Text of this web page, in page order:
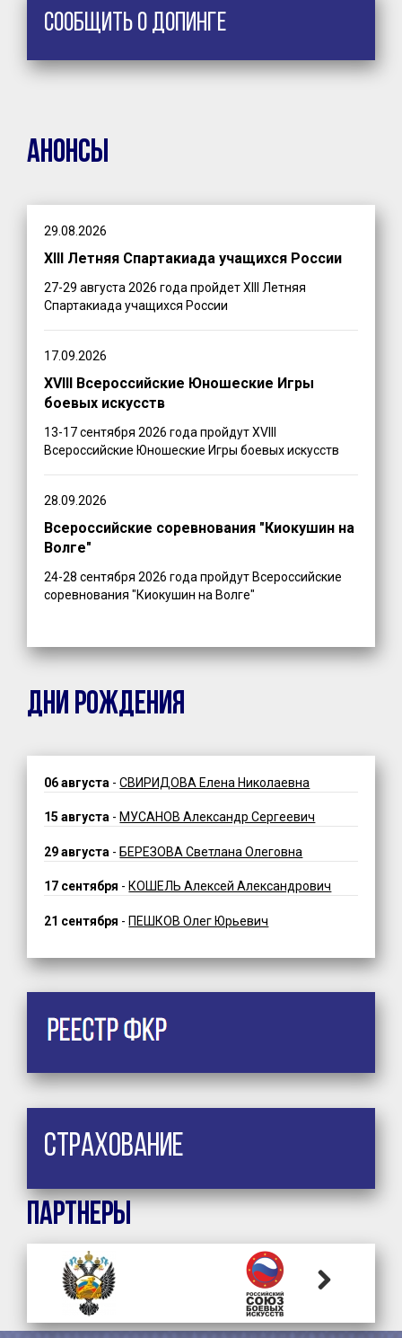
Сообщить о допинге
Анонсы
29.08.2026
XIII Летняя Спартакиада учащихся России
27-29 августа 2026 года пройдет XIII Летняя
Спартакиада учащихся России
17.09.2026
XVIII Всероссийские Юношеские Игры
боевых искусств
13-17 сентября 2026 года пройдут XVIII
Всероссийские Юношеские Игры боевых искусств
28.09.2026
Всероссийские соревнования "Киокушин на
Волге"
24-28 сентября 2026 года пройдут Всероссийские
соревнования "Киокушин на Волге"
ДНИ РОЖДЕНИЯ
06 августа -СВИРИДОВА Елена Николаевна
15 августа - МУСАНОВ Александр Сергеевич
29 августа - БЕРЕЗОВА Светлана Олеговна
17 сентября - КОШЕЛЬ Алексей Александрович
21 сентября -ПЕШКОВ Олег Юрьевич
Страхование
Партнеры